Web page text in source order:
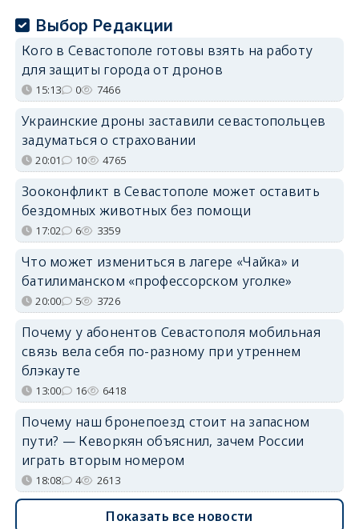
Выбор Редакции
Кого в Севастополе готовы взять на работу
для защиты города от дронов
15:13 0 7466
Украинские дроны заставили севастопольцев
задуматься о страховании
20:01 10 4765
Зооконфликт в Севастополе может оставить
бездомных животных без помощи
17:02 6 3359
Что может измениться в лагере «Чайка» и
батилиманском «профессорском уголке»
20:00 5 3726
Почему у абонентов Севастополя мобильная
связь вела себя по-разному при утреннем
блэкауте
13:00 16 6418
Почему наш бронепоезд стоит на запасном
пути? — Кеворкян объяснил, зачем России
играть вторым номером
18:08 4 2613
Показать все новости